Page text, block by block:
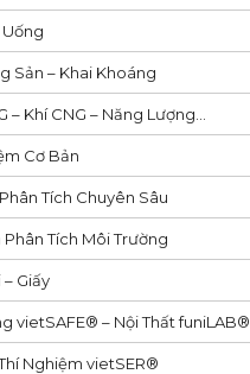
Sản – Khai Khoáng
– Khí CNG – Năng Lượng…
Cơ Bản
Tích Chuyên Sâu
Tích Môi Trường
Giấy
vietSAFE® – Nội Thất funiLAB®
Nghiệm vietSER®